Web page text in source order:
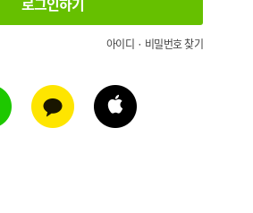
아이디 · 비밀번호 찾기